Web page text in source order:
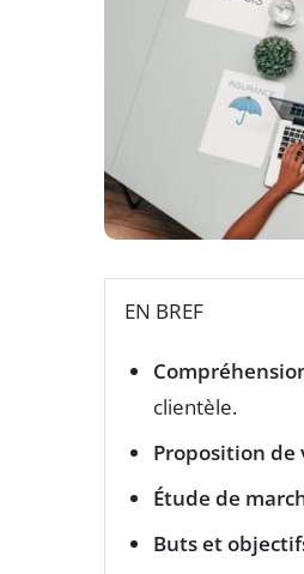
EN BREF
clientèle.
Proposition
Étude de
Buts et